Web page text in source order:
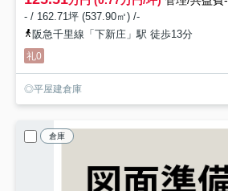
- / 162.71坪 (537.90㎡) /-
阪急千里線「下新庄」駅 徒歩13分
礼0
◎平屋建倉庫
倉庫